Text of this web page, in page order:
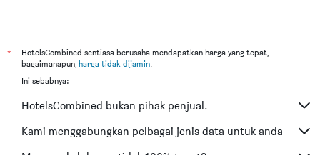
Hotel di Kuching
Hotel di Tokyo
Hotel di Bangkok
Hotel di Putrajaya
Hotel di Shah Alam
*
HotelsCombined sentiasa berusaha mendapatkan harga yang tepat,
bagaimanapun, harga tidak dijamin.
Ini sebabnya:
HotelsCombined bukan pihak penjual.
Kami menggabungkan pelbagai jenis data untuk anda